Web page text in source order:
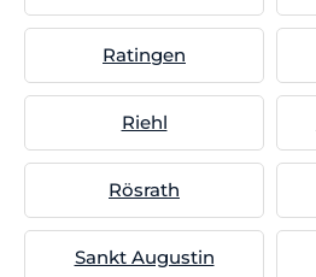
Ratingen
Riehl
Rösrath
Sankt Augustin